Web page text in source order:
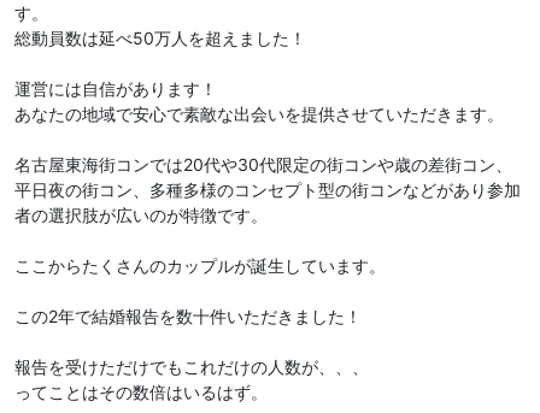
す。
総動員数は延べ50万人を超えました！
運営には自信があります！
あなたの地域で安心で素敵な出会いを提供させていただきます。
名古屋東海街コンでは20代や30代限定の街コンや歳の差街コン、
平日夜の街コン、多種多様のコンセプト型の街コンなどがあり参加
者の選択肢が広いのが特徴です。
ここからたくさんのカップルが誕生しています。
この2年で結婚報告を数十件いただきました！
報告を受けただけでもこれだけの人数が、、、
ってことはその数倍はいるはず。